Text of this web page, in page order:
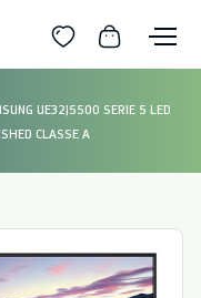
UE32J5500 SERIE 5 LED
CLASSE A